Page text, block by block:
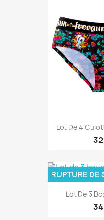
Lot De 4
Lot De 3
RUPTURE DE